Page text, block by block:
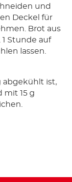
und
Deckel für
Brot aus
Stunde auf
lassen.
abgekühlt ist,
mit 15 g